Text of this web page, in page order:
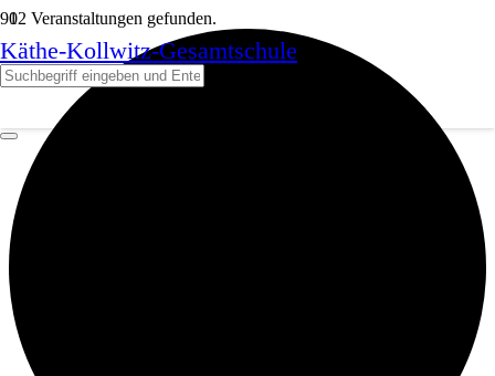
Käthe-Kollwitz-Gesamtschule
12 Veranstaltungen gefunden.